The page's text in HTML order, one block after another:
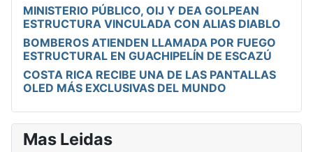
MINISTERIO PÚBLICO, OIJ Y DEA GOLPEAN
ESTRUCTURA VINCULADA CON ALIAS DIABLO
BOMBEROS ATIENDEN LLAMADA POR FUEGO
ESTRUCTURAL EN GUACHIPELÍN DE ESCAZÚ
COSTA RICA RECIBE UNA DE LAS PANTALLAS
OLED MÁS EXCLUSIVAS DEL MUNDO
Mas Leidas